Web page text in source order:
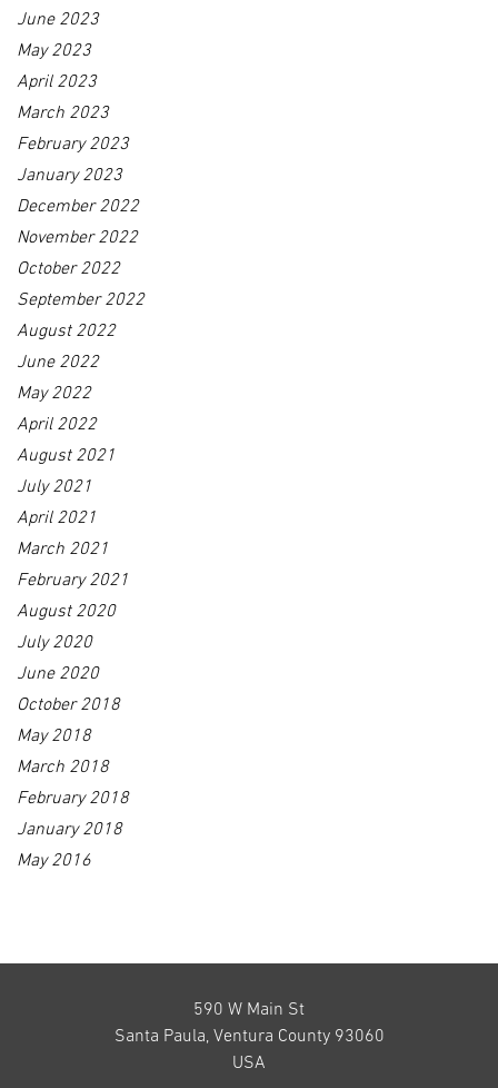
June 2023
May 2023
April 2023
March 2023
February 2023
January 2023
December 2022
November 2022
October 2022
September 2022
August 2022
June 2022
May 2022
April 2022
August 2021
July 2021
April 2021
March 2021
February 2021
August 2020
July 2020
June 2020
October 2018
May 2018
March 2018
February 2018
January 2018
May 2016
590 W Main St
Santa Paula, Ventura County 93060
USA